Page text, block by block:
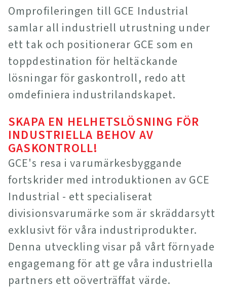
Omprofileringen till GCE Industrial
samlar all industriell utrustning under
ett tak och positionerar GCE som en
toppdestination för heltäckande
lösningar för gaskontroll, redo att
omdefiniera industrilandskapet.
SKAPA EN HELHETSLÖSNING FÖR
INDUSTRIELLA BEHOV AV
GASKONTROLL!
GCE's resa i varumärkesbyggande
fortskrider med introduktionen av GCE
Industrial - ett specialiserat
divisionsvarumärke som är skräddarsytt
exklusivt för våra industriprodukter.
Denna utveckling visar på vårt förnyade
engagemang för att ge våra industriella
partners ett oöverträffat värde.